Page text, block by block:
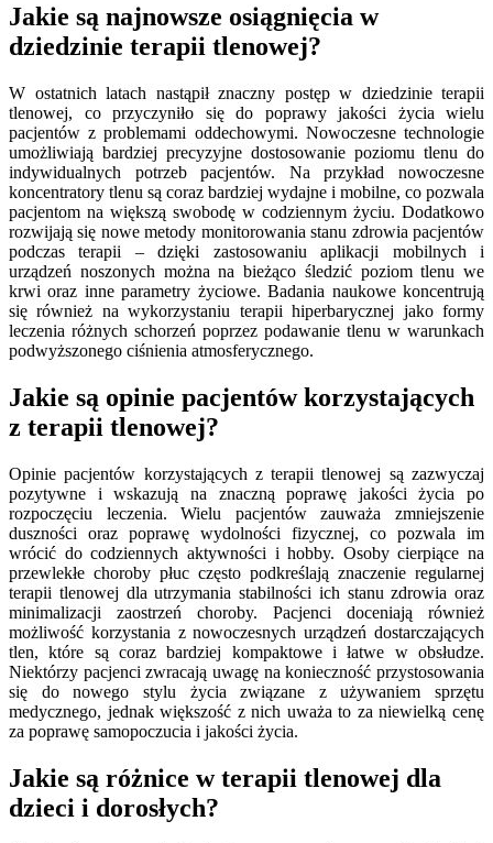
Jakie są najnowsze osiągnięcia w
dziedzinie terapii tlenowej?
W ostatnich latach nastąpił znaczny postęp w dziedzinie terapii
tlenowej, co przyczyniło się do poprawy jakości życia wielu
pacjentów z problemami oddechowymi. Nowoczesne technologie
umożliwiają bardziej precyzyjne dostosowanie poziomu tlenu do
indywidualnych potrzeb pacjentów. Na przykład nowoczesne
koncentratory tlenu są coraz bardziej wydajne i mobilne, co pozwala
pacjentom na większą swobodę w codziennym życiu. Dodatkowo
rozwijają się nowe metody monitorowania stanu zdrowia pacjentów
podczas terapii – dzięki zastosowaniu aplikacji mobilnych i
urządzeń noszonych można na bieżąco śledzić poziom tlenu we
krwi oraz inne parametry życiowe. Badania naukowe koncentrują
się również na wykorzystaniu terapii hiperbarycznej jako formy
leczenia różnych schorzeń poprzez podawanie tlenu w warunkach
podwyższonego ciśnienia atmosferycznego.
Jakie są opinie pacjentów korzystających
z terapii tlenowej?
Opinie pacjentów korzystających z terapii tlenowej są zazwyczaj
pozytywne i wskazują na znaczną poprawę jakości życia po
rozpoczęciu leczenia. Wielu pacjentów zauważa zmniejszenie
duszności oraz poprawę wydolności fizycznej, co pozwala im
wrócić do codziennych aktywności i hobby. Osoby cierpiące na
przewlekłe choroby płuc często podkreślają znaczenie regularnej
terapii tlenowej dla utrzymania stabilności ich stanu zdrowia oraz
minimalizacji zaostrzeń choroby. Pacjenci doceniają również
możliwość korzystania z nowoczesnych urządzeń dostarczających
tlen, które są coraz bardziej kompaktowe i łatwe w obsłudze.
Niektórzy pacjenci zwracają uwagę na konieczność przystosowania
się do nowego stylu życia związane z używaniem sprzętu
medycznego, jednak większość z nich uważa to za niewielką cenę
za poprawę samopoczucia i jakości życia.
Jakie są różnice w terapii tlenowej dla
dzieci i dorosłych?